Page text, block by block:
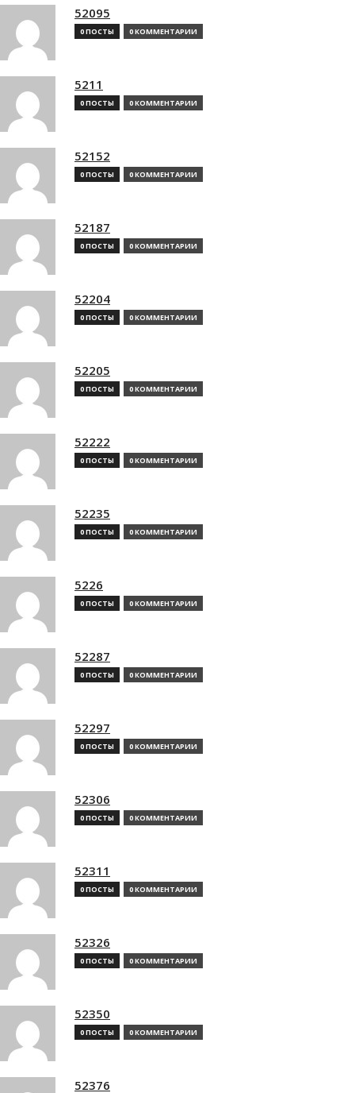
52095
0 ПОСТЫ 0 КОММЕНТАРИИ
5211
0 ПОСТЫ 0 КОММЕНТАРИИ
52152
0 ПОСТЫ 0 КОММЕНТАРИИ
52187
0 ПОСТЫ 0 КОММЕНТАРИИ
52204
0 ПОСТЫ 0 КОММЕНТАРИИ
52205
0 ПОСТЫ 0 КОММЕНТАРИИ
52222
0 ПОСТЫ 0 КОММЕНТАРИИ
52235
0 ПОСТЫ 0 КОММЕНТАРИИ
5226
0 ПОСТЫ 0 КОММЕНТАРИИ
52287
0 ПОСТЫ 0 КОММЕНТАРИИ
52297
0 ПОСТЫ 0 КОММЕНТАРИИ
52306
0 ПОСТЫ 0 КОММЕНТАРИИ
52311
0 ПОСТЫ 0 КОММЕНТАРИИ
52326
0 ПОСТЫ 0 КОММЕНТАРИИ
52350
0 ПОСТЫ 0 КОММЕНТАРИИ
52376